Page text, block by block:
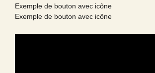
Exemple de bouton avec icône
Exemple de bouton avec icône